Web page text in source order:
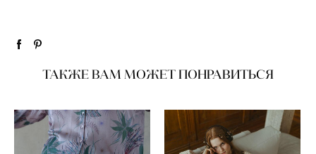
ТАКЖЕ ВАМ МОЖЕТ ПОНРАВИТЬСЯ